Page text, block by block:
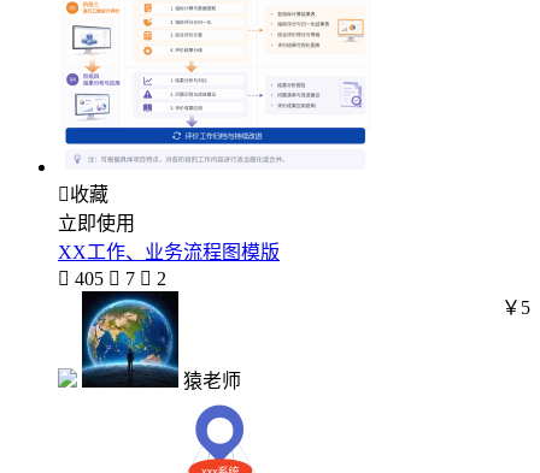
收藏
立即使用
XX工作、业务流程图模版
 405  7  2
猿老师
￥5